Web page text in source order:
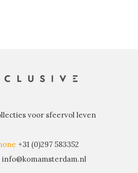
voor sfeervol leven
+31 (0)297 583352
info@komamsterdam.nl